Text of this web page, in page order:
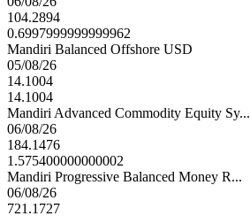
104.2894
0.6997999999999962
Mandiri Balanced Offshore USD
05/08/26
14.1004
14.1004
Mandiri Advanced Commodity Equity Sy...
06/08/26
184.1476
1.575400000000002
Mandiri Progressive Balanced Money R...
06/08/26
721.1727